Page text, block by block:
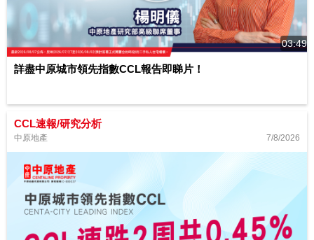
03:49
詳盡中原城市領先指數CCL報告即睇片！
CCL速報/研究分析
中原地產 7/8/2026